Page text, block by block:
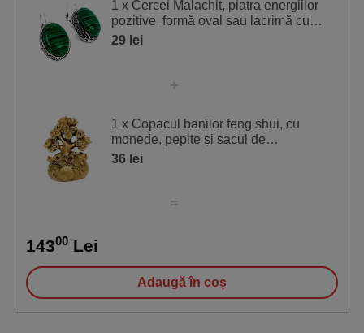
1 x Cercei Malachit, piatra energiilor
pozitive, formă oval sau lacrimă cu
motive grecești și
29 lei
1 x Copacul banilor feng shui, cu
monede, pepite și sacul de
prosperitate, 6,7 cm
36 lei
14300 Lei
Adaugă în coș